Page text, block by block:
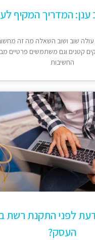
המדריך המקיף
עולה שוב ושוב השאלה מה זה
קטנים וגם משתמשים פרטיים
החשיבות
לפני התקנת רשת
העסק?